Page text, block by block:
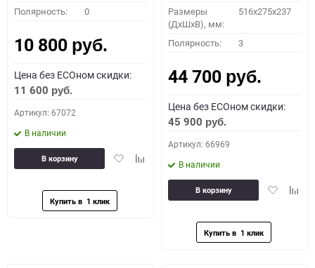
Полярность: 0
10 800 руб.
Цена без ECOном скидки:
11 600 руб.
Артикул: 67072
В наличии
ДобавитьДобавить
сравнению
В корзину
Размеры
(ДхШхВ), мм:
516x275x237
Полярность: 3
44 700 руб.
Цена без ECOном скидки:
45 900 руб.
Артикул: 66969
В наличии
Добавить
В корзину